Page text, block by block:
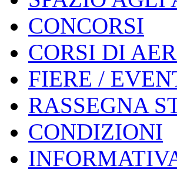
CONCORSI
CORSI DI
FIERE /
RASSEGNA
CONDIZIONI